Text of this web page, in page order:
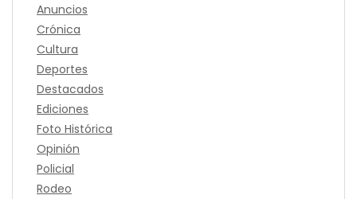
Anuncios
Crónica
Cultura
Deportes
Destacados
Ediciones
Foto Histórica
Opinión
Policial
Rodeo